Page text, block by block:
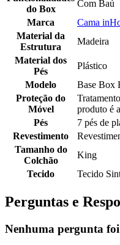
do Box
Com Baú
Marca
Cama
Material da
Estrutura
Madeira
Material dos
Pés
Plástico
Modelo
Base Box
Proteção do
Móvel
produto é
Pés
7 pés de
Revestimento
Tamanho do
Colchão
King
Tecido
Tecido
Perguntas e
Nenhuma pergunta